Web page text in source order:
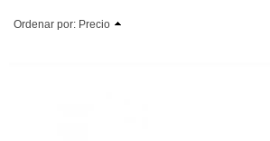
Ordenar por: Precio